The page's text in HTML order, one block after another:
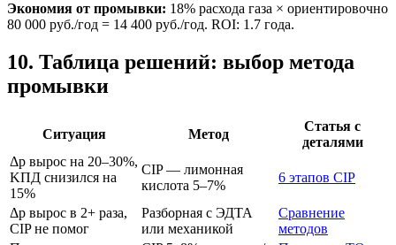
Экономия от промывки: 18% расхода газа × ориентировочно
80 000 руб./год = 14 400 руб./год. ROI: 1.7 года.
10. Таблица решений: выбор метода
промывки
Ситуация Метод
Статья с
деталями
Δp вырос на 20–30%,
KПД снизился на
15%
CIP — лимонная
кислота 5–7%
6 этапов CIP
Δp вырос в 2+ раза,
CIP не помог
Разборная с ЭДТА
или механикой
Сравнение
методов